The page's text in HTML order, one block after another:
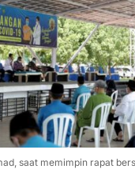
saat memimpin rapat